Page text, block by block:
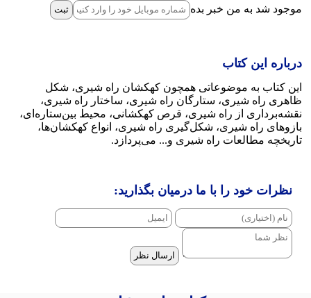
موجود شد به من خبر بده
ثبت‌
درباره این کتاب
این کتاب به موضوعاتی همچون کهکشان راه شیری، شکل
ظاهری راه شیری، ستارگان راه شیری، ساختار راه شیری،
نقشه‌برداری از راه شیری، قرص کهکشانی، محیط بین‌ستاره‌ای،
بازوهای راه شیری، شکل‌گیری راه شیری، انواع کهکشان‌ها،
تاریخچه مطالعات راه شیری و... می‌پردازد.
نظرات خود را با ما درمیان بگذارید:
ارسال نظر